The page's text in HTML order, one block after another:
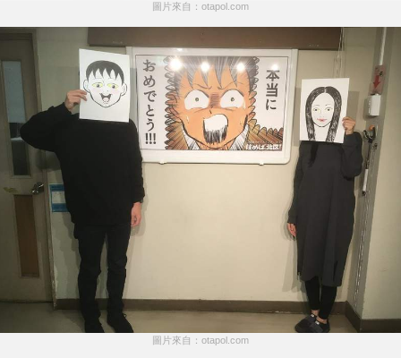
圖片來自：otapol.com
圖片來自：otapol.com